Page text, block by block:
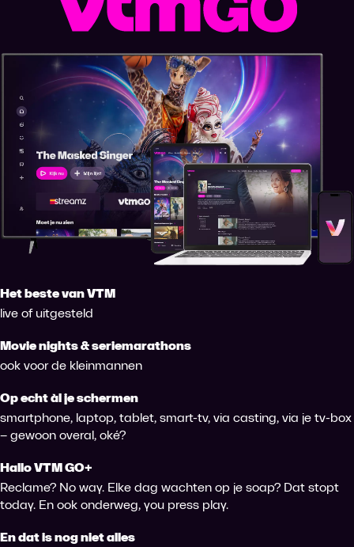
Het beste van VTM
live of uitgesteld
Movie nights & seriemarathons
ook voor de kleinmannen
Op echt àl je schermen
smartphone, laptop, tablet, smart-tv, via casting, via je tv-box
– gewoon overal, oké?
Hallo VTM GO+
Reclame? No way. Elke dag wachten op je soap? Dat stopt
today. En ook onderweg, you press play.
En dat is nog niet alles